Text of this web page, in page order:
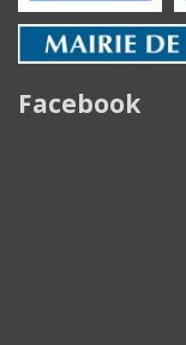
Facebook